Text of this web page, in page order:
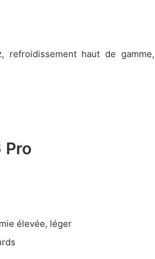
haut de gamme,
Pro
élevée, léger